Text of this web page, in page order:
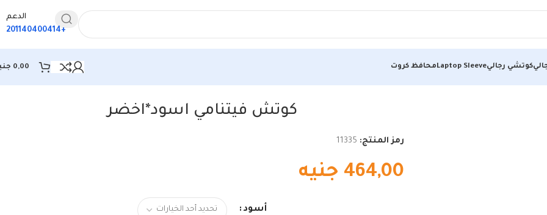
الدعم
+201140400414
كوتشي رجاليLaptop Sleeveمحافظ كروت 0,00
كوتش فيتنامي اسود*اخضر
رمز المنتج: 11335
464,00 جنيه
أسود